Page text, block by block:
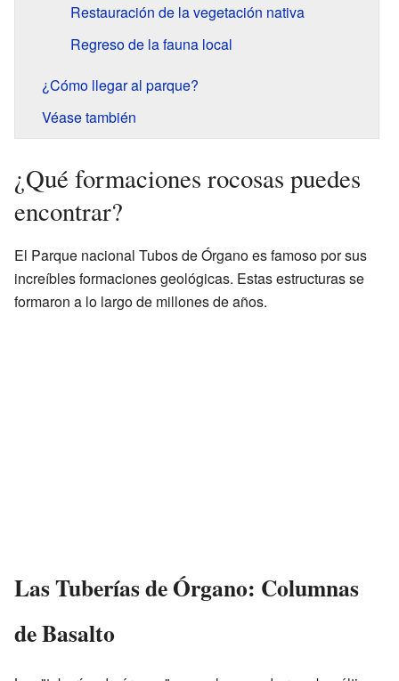
Restauración de la vegetación nativa
Regreso de la fauna local
¿Cómo llegar al parque?
Véase también
¿Qué formaciones rocosas puedes
encontrar?
El Parque nacional Tubos de Órgano es famoso por sus
increíbles formaciones geológicas. Estas estructuras se
formaron a lo largo de millones de años.
Las Tuberías de Órgano: Columnas
de Basalto